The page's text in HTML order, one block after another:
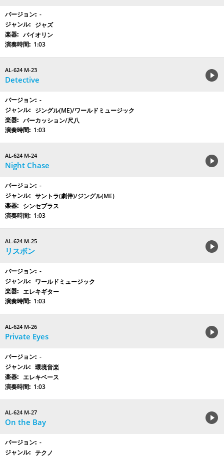
-
ジャズ
バイオリン
1:03
AL-624 M-23
Detective
-
ジングル(ME)/ワールドミュージック
パーカッション/尺八
1:03
AL-624 M-24
Night Chase
-
サントラ(劇伴)/ジングル(ME)
シンセブラス
1:03
AL-624 M-25
リスボン
-
ワールドミュージック
エレキギター
1:03
AL-624 M-26
Private Eyes
-
環境音楽
エレキベース
1:03
AL-624 M-27
On the Bay
-
テクノ